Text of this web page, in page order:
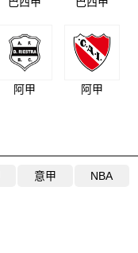
阿甲 阿甲
意甲 NBA